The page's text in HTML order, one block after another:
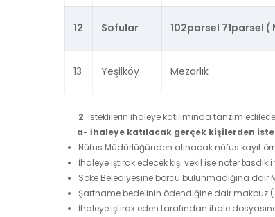
12 Sofular 102parsel 71parsel (
13 Yeşilköy Mezarlık
2. İsteklilerin ihaleye katılımında tanzim
a- İhaleye katılacak gerçek kişilerden
Nüfus Müdürlüğünden alınacak nüfus kayıt
İhaleye iştirak edecek kişi vekil ise noter
Söke Belediyesine borcu bulunmadığına dair
Şartname bedelinin ödendiğine dair makbuz (
İhaleye iştirak eden tarafından ihale